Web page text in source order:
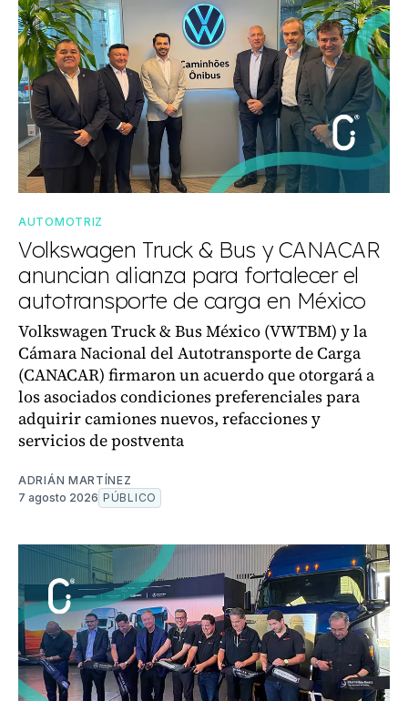
AUTOMOTRIZ
Volkswagen Truck & Bus y CANACAR
anuncian alianza para fortalecer el
autotransporte de carga en México
Volkswagen Truck & Bus México (VWTBM) y la
Cámara Nacional del Autotransporte de Carga
(CANACAR) firmaron un acuerdo que otorgará a
los asociados condiciones preferenciales para
adquirir camiones nuevos, refacciones y
servicios de postventa
ADRIÁN MARTÍNEZ
7 agosto 2026 PÚBLICO